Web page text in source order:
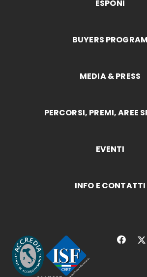
ESPONI
BUYERS PROGRAM
MEDIA & PRESS
PERCORSI, PREMI, AREE
EVENTI
INFO E CONTATTI